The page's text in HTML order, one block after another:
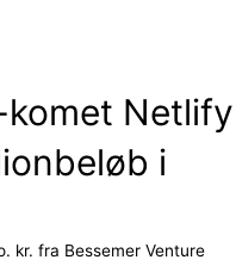
komet Netlify
i
kr. fra Bessemer Venture